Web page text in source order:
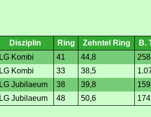
Disziplin Ring Zehntel Ring
B.
LG Kombi
41 44,8
LG Kombi
33 38,5
LG Jubilaeum
38 39,8
LG Jubilaeum
48 50,6